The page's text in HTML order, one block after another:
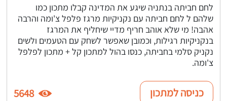
לחם חביתה בנתניה שיגע את המדינה קבלו מתכון כמו
שלהם ל לחם חביתה עם נקניקיות מרגז פלפל צ'ומה והרבה
אהבה! מי שלא אוהב חריף מדיי שיחליף את המרגז
בנקניקיות רגילות, וכמובן שאפשר לשחק עם הטעמים ולשים
נקניק סלמי בחביתה, כנסו בהול למתכון קל + מתכון לפלפל
צ'ומה.
כניסה למתכון 5648